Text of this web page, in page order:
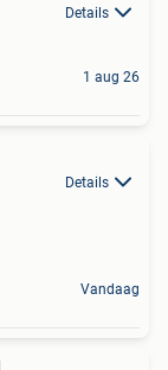
Details
1 aug 26
Details
Vandaag